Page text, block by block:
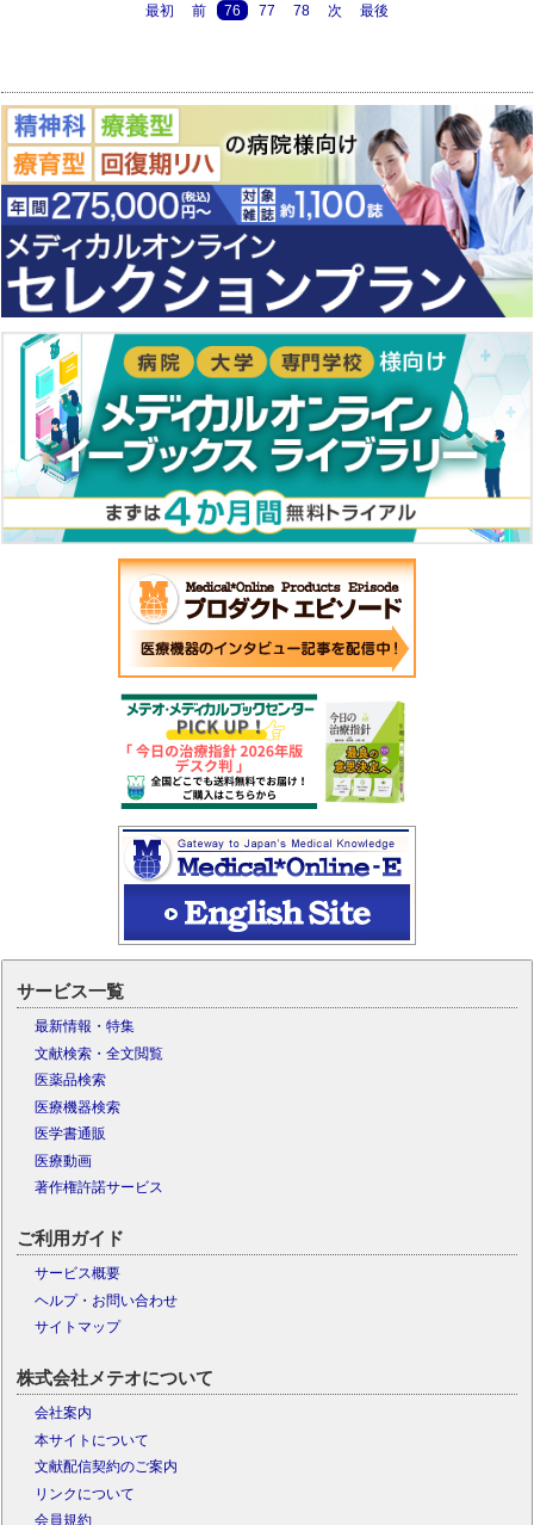
最初 前 76 77 78 次 最後
サービス一覧
最新情報・特集
文献検索・全文閲覧
医薬品検索
医療機器検索
医学書通販
医療動画
著作権許諾サービス
ご利用ガイド
サービス概要
ヘルプ・お問い合わせ
サイトマップ
株式会社メテオについて
会社案内
本サイトについて
文献配信契約のご案内
リンクについて
会員規約